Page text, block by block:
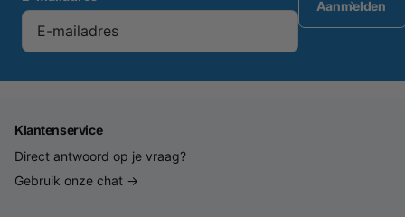
Aanmelden
Klantenservice
Direct antwoord op je vraag?
Gebruik onze chat →